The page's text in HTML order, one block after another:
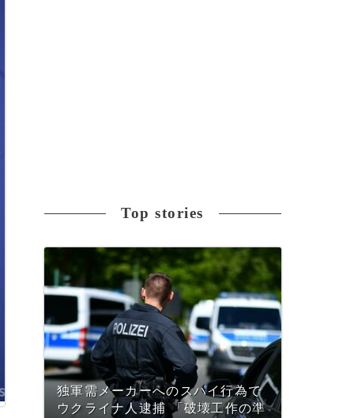
Top stories
独軍需メーカーへのスパイ行為で
ウクライナ人逮捕 「破壊工作の準